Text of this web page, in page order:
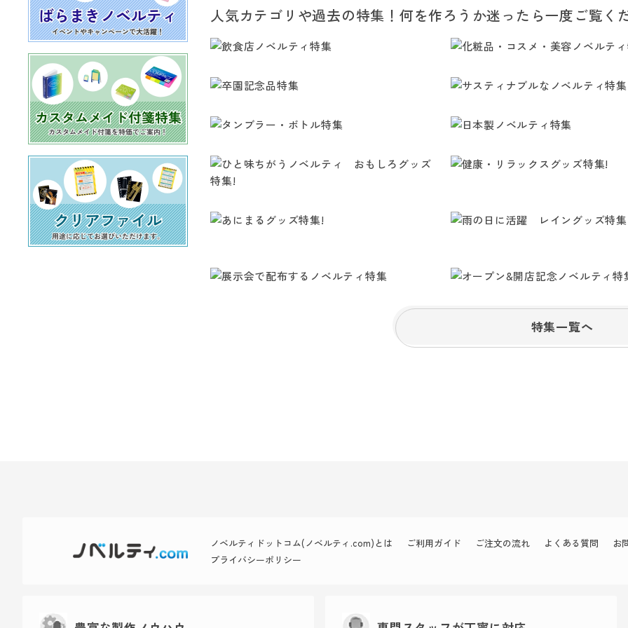
人気カテゴリや過去の特集！何を作ろうか迷ったら一度ご覧く
特集一覧へ
ノベルティドットコム(ノベルティ.com)とは ご利用ガイド ご注文の流れ よくある質問
お
プライバシーポリシー